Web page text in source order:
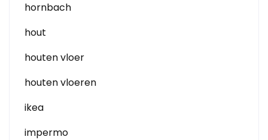
hornbach
hout
houten vloer
houten vloeren
ikea
impermo